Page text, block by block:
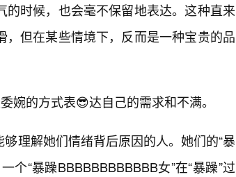
时候，也会毫不保留地表达。这种直来
但在某些情境下，反而是一种宝贵的品
婉的方式表😎达自己的需求和不满。
理解她们情绪背后原因的人。她们的“暴
个“暴躁BBBBBBBBBBBB女”在“暴躁”过